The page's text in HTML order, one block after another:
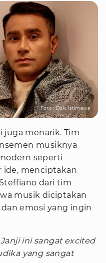
Foto : Dok. Istimewa
juga menarik. Tim
musiknya
seperti
menciptakan
dari tim
musik diciptakan
emosi yang ingin
ini sangat excited
yang sangat